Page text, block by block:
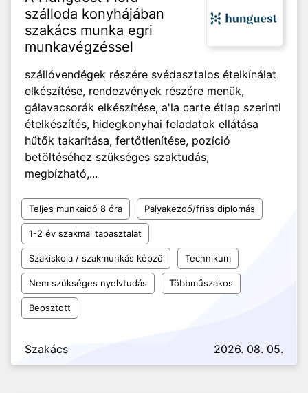
szálloda konyhájában
szakács munka egri
munkavégzéssel
szállóvendégek részére svédasztalos ételkínálat
elkészítése, rendezvények részére menük,
gálavacsorák elkészítése, a'la carte étlap szerinti
ételkészítés, hidegkonyhai feladatok ellátása
hűtők takarítása, fertőtlenítése, pozíció
betöltéséhez szükséges szaktudás,
megbízható,...
Teljes munkaidő 8 óra Pályakezdő/friss diplomás
1-2 év szakmai tapasztalat
Szakiskola / szakmunkás képző Technikum
Nem szükséges nyelvtudás Többműszakos
Beosztott
Szakács 2026. 08. 05.